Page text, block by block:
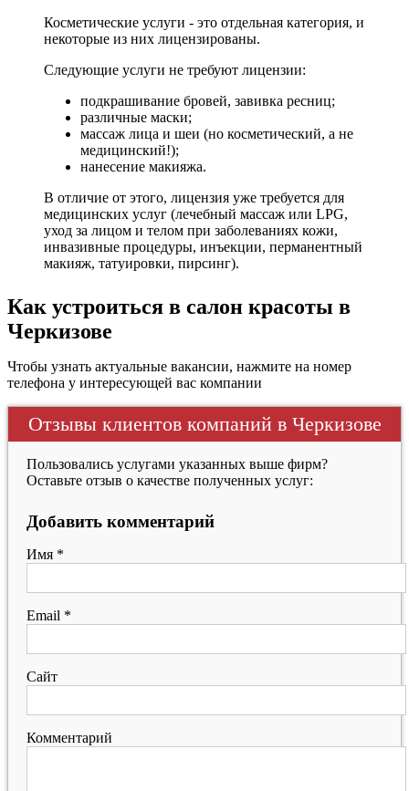
Косметические услуги - это отдельная категория, и
некоторые из них лицензированы.
Следующие услуги не требуют лицензии:
подкрашивание бровей, завивка ресниц;
различные маски;
массаж лица и шеи (но косметический, а не
медицинский!);
нанесение макияжа.
В отличие от этого, лицензия уже требуется для
медицинских услуг (лечебный массаж или LPG,
уход за лицом и телом при заболеваниях кожи,
инвазивные процедуры, инъекции, перманентный
макияж, татуировки, пирсинг).
Как устроиться в салон красоты в
Черкизове
Чтобы узнать актуальные вакансии, нажмите на номер
телефона у интересующей вас компании
Отзывы клиентов компаний в Черкизове
Пользовались услугами указанных выше фирм?
Оставьте отзыв о качестве полученных услуг:
Добавить комментарий
Имя *
Email *
Сайт
Комментарий